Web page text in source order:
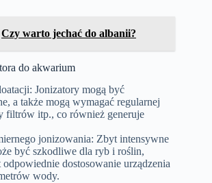
Czy warto jechać do albanii?
do akwarium
Jonizatory mogą być
a także mogą wymagać regularnej
filtrów itp., co również generuje
jonizowania: Zbyt intensywne
być szkodliwe dla ryb i roślin,
dostosowanie urządzenia
wody.